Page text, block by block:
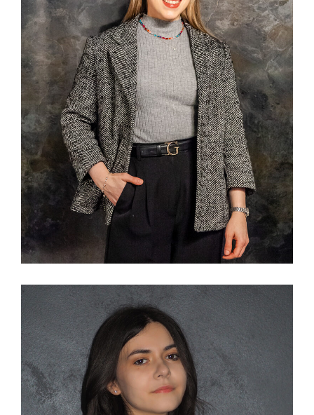
Tabita Romio
DOTTORE COMMERCIALISTA E REVISORE
LEGALE
Alice Zorzan
DOTTORESSA IN AMMINISTRAZIONE FINANZA E